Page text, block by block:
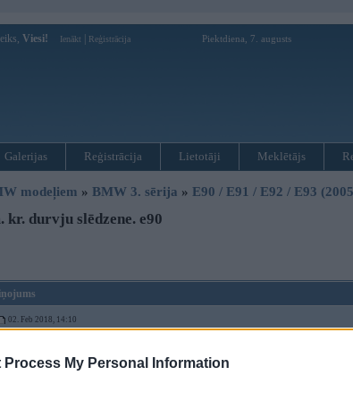
Process My Personal Information
Viesi! Ienākt Reģistrācija Piektdiena, 7. augusts
Galerijas Reģistrācija Lietotāji Meklētājs
modeļiem » BMW 3. sērija » E90 / E91 / E92 / E93
durvju slēdzene. e90
02. Feb 2018, 14:10
Sveiciens zinošajiem! Nobloķējās aizm. kr. durvju slēdzene un durvis palika
pogu, slēdzenes pusē dzirdama krakšķēšana. Pipsītis ir aizvertajā stāvoklī un